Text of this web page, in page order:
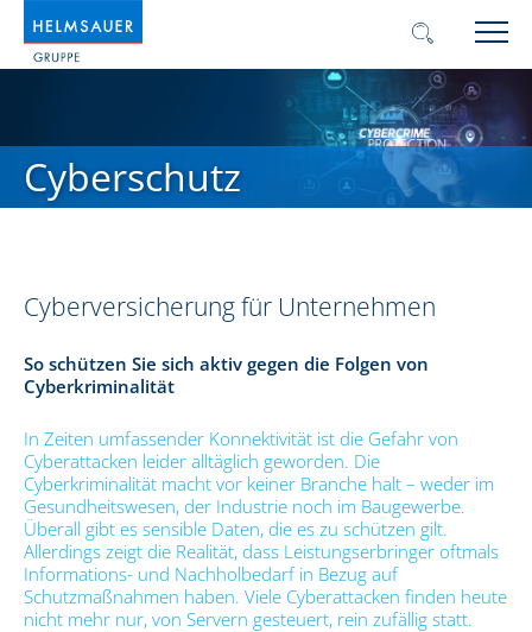
Cyberschutz
Cyberversicherung für Unternehmen
So schützen Sie sich aktiv gegen die Folgen von
Cyberkriminalität
In Zeiten umfassender Konnektivität ist die Gefahr von
Cyberattacken leider alltäglich geworden. Die
Cyberkriminalität macht vor keiner Branche halt – weder im
Gesundheitswesen, der Industrie noch im Baugewerbe.
Überall gibt es sensible Daten, die es zu schützen gilt.
Allerdings zeigt die Realität, dass Leistungserbringer oftmals
Informations- und Nachholbedarf in Bezug auf
Schutzmaßnahmen haben. Viele Cyberattacken finden heute
nicht mehr nur, von Servern gesteuert, rein zufällig statt.